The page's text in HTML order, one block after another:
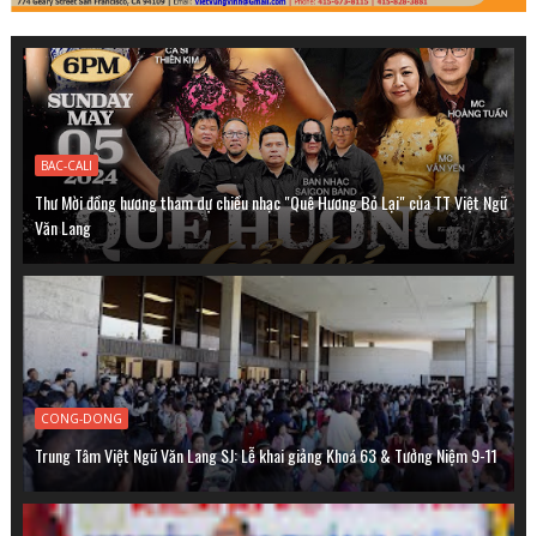
BAC-CALI
Thư Mời đồng hương tham dự chiều nhạc "Quê Hương Bỏ Lại" của TT Việt Ngữ
Văn Lang
CONG-DONG
Trung Tâm Việt Ngữ Văn Lang SJ: Lễ khai giảng Khoá 63 & Tưởng Niệm 9-11